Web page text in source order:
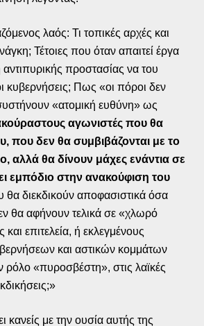
λαός: Τι τοπικές αρχές και
Τέτοιες που όταν απαιτεί έργα
προστασίας να του
κυβερνήσεις; Πως «οι πόροι δεν
«ατομική ευθύνη» ως
αγωνιστές που θα
που δεν θα συμβιβάζονται με το
αλλά θα δίνουν μάχες ενάντια σε
εμπόδιο στην ανακούφιση του
θα διεκδικούν αποφασιστικά όσα
θα αφήνουν τελικά σε «χλωρό
και επιτελεία, ή εκλεγμένους
και αστικών κομμάτων
«πυροσβέστη», στις λαϊκές
με την ουσία αυτής της